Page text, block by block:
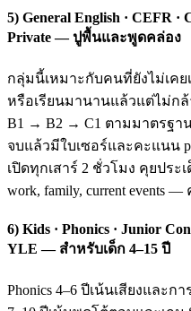
5) General English · CEFR ·
Private — ปูพื้นและพูดคล่อง
กลุ่มนี้เหมาะกับคนที่ยังไม่เค
หรือเรียนมานานแล้วแต่ไม่ก
B1 → B2 → C1 ตามมาตรฐา
จบแล้วมีใบเซอร์และคะแนน
เปิดทุกเสาร์ 2 ชั่วโมง คุยประ
work, family, current events
6) Kids · Phonics · Junior
YLE — สำหรับเด็ก 4–15 ปี
Phonics 4–6 ปีเน้นเสียงและก